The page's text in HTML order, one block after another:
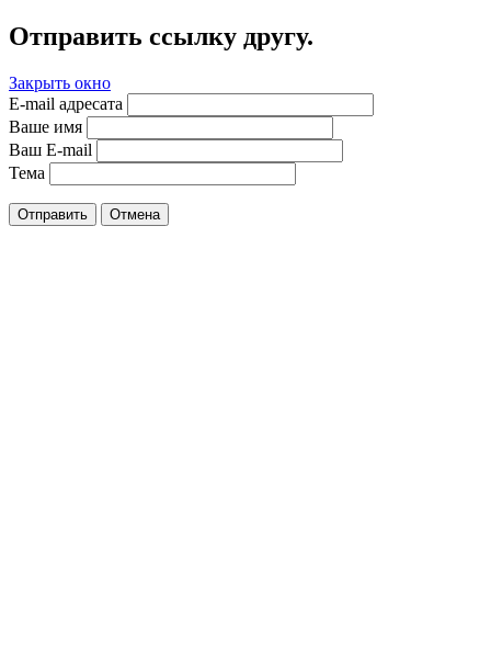
Отправить ссылку другу.
Закрыть окно
E-mail адресата
Ваше имя
Ваш E-mail
Тема
Отправить Отмена